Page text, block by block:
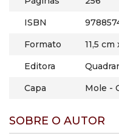
ISBN
Formato
11,5 cm
Editora
Capa
Mole -
SOBRE O AUTOR